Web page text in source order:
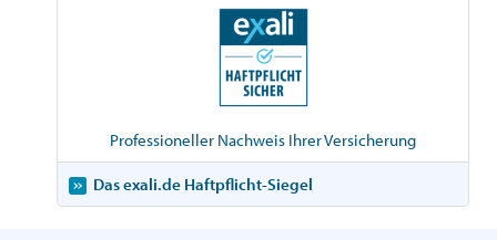
Professioneller Nachweis Ihrer Versicherung
Das exali.de Haftpflicht-Siegel